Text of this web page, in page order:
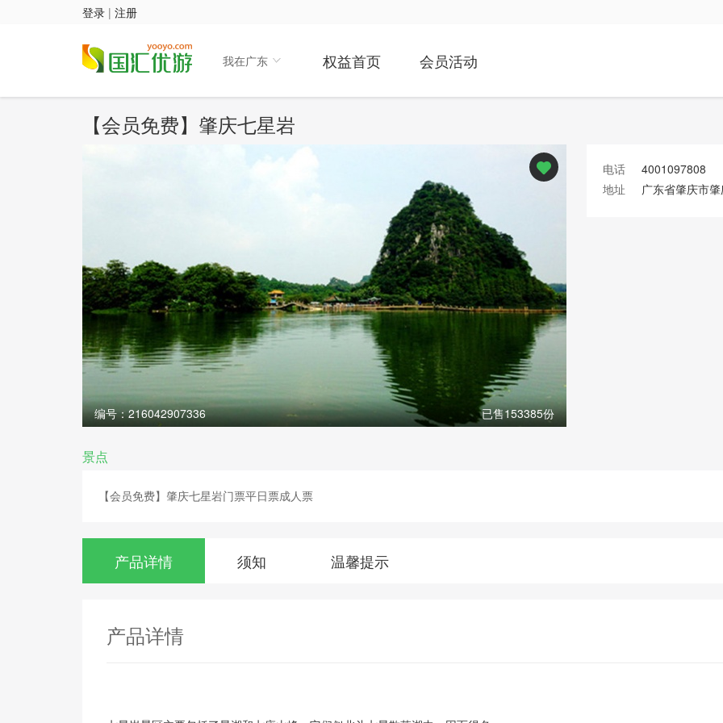
登录 | 注册
我在广东 权益首页 会员活动
【会员免费】肇庆七星岩
编号：216042907336 已售153385份
电话
4001097808
地址
广东省肇庆市
景点
【会员免费】肇庆七星岩门票平日票成人票
产品详情 须知 温馨提示
产品详情